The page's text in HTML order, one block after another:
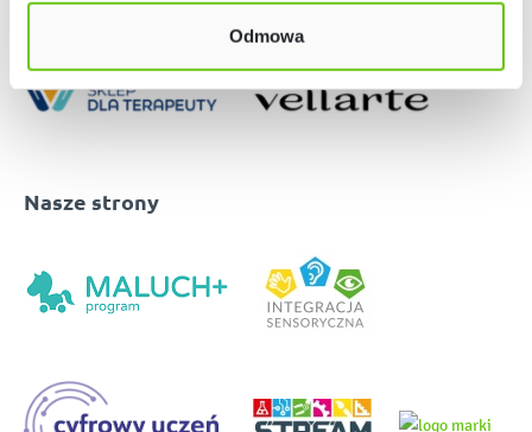
Odmowa
Nasze strony